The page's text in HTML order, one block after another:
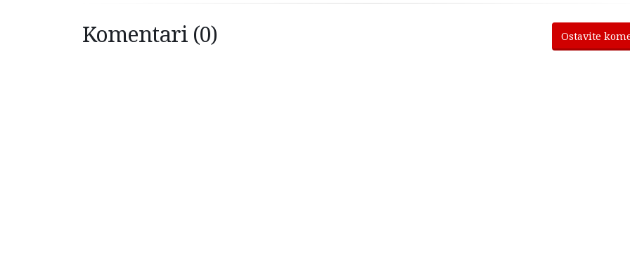
Komentari (0) Ostavite